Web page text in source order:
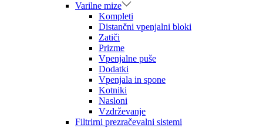
Varilne mize
Kompleti
Distančni vpenjalni bloki
Zatiči
Prizme
Vpenjalne puše
Dodatki
Vpenjala in spone
Kotniki
Nasloni
Vzdrževanje
Filtrirni prezračevalni sistemi